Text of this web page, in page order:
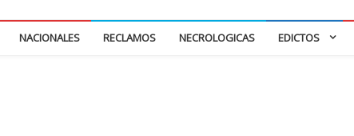
NACIONALES RECLAMOS NECROLOGICAS EDICTOS